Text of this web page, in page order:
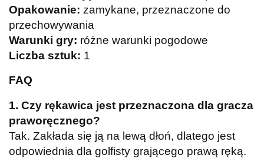
Opakowanie: zamykane, przeznaczone do
przechowywania
Warunki gry: różne warunki pogodowe
Liczba sztuk: 1
FAQ
1. Czy rękawica jest przeznaczona dla gracza
praworęcznego?
Tak. Zakłada się ją na lewą dłoń, dlatego jest
odpowiednia dla golfisty grającego prawą ręką.